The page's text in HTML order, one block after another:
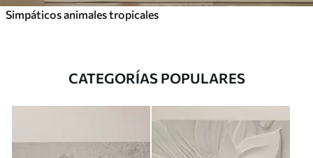
Simpáticos animales tropicales
CATEGORÍAS POPULARES